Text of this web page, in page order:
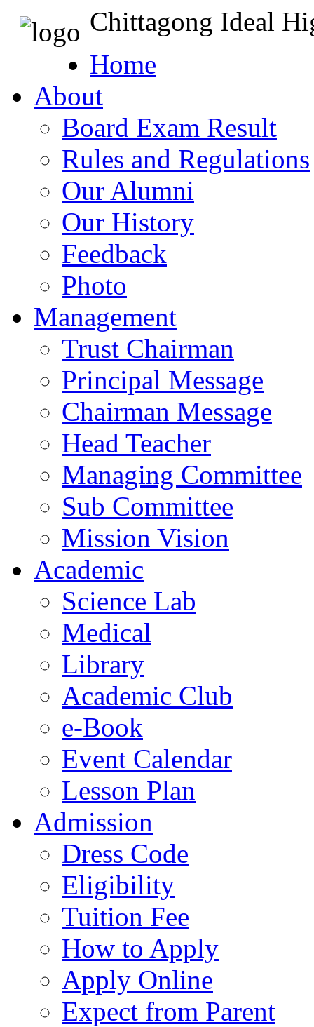
Chittagong Ideal
Home
About
Board Exam Result
Rules and Regulations
Our Alumni
Our History
Feedback
Photo
Management
Trust Chairman
Principal Message
Chairman Message
Head Teacher
Managing Committee
Sub Committee
Mission Vision
Academic
Science Lab
Medical
Library
Academic Club
e-Book
Event Calendar
Lesson Plan
Admission
Dress Code
Eligibility
Tuition Fee
How to Apply
Apply Online
Expect from Parent